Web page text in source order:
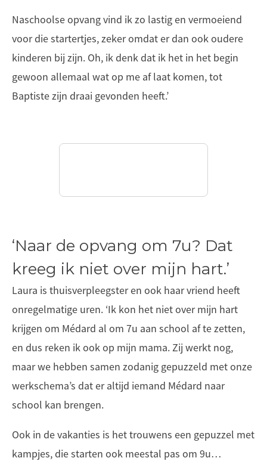
Naschoolse opvang vind ik zo lastig en vermoeiend
voor die startertjes, zeker omdat er dan ook oudere
kinderen bij zijn. Oh, ik denk dat ik het in het begin
gewoon allemaal wat op me af laat komen, tot
Baptiste zijn draai gevonden heeft.’
‘Naar de opvang om 7u? Dat
kreeg ik niet over mijn hart.’
Laura is thuisverpleegster en ook haar vriend heeft
onregelmatige uren. ‘Ik kon het niet over mijn hart
krijgen om Médard al om 7u aan school af te zetten,
en dus reken ik ook op mijn mama. Zij werkt nog,
maar we hebben samen zodanig gepuzzeld met onze
werkschema’s dat er altijd iemand Médard naar
school kan brengen.
Ook in de vakanties is het trouwens een gepuzzel met
kampjes, die starten ook meestal pas om 9u…